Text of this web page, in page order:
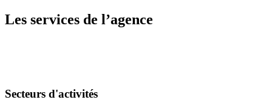
Les services de l’agence
Secteurs d'activités